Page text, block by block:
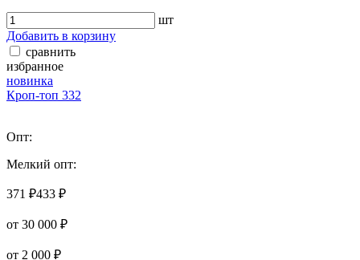
шт
Добавить в корзину
сравнить
избранное
новинка
Кроп-топ 332
Опт:
Мелкий опт:
371 ₽433 ₽
от 30 000 ₽
от 2 000 ₽